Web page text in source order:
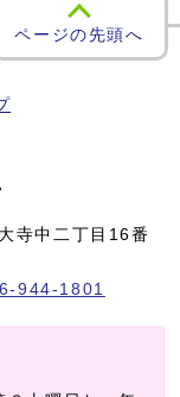
ページの先頭へ
寺中二丁目16番
944-1801